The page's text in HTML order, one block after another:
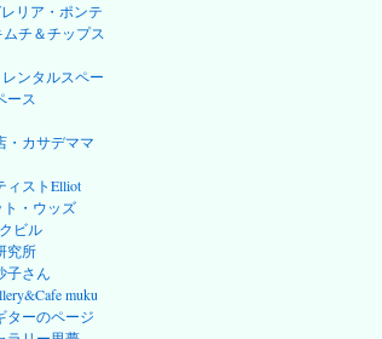
リア・ポンテ
チ＆チップス
ンタルスペー
ース
・カサデママ
ィストElliot
・ウッズ
ビル
究所
さん
muku
ターのページ